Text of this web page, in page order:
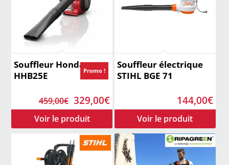
Souffleur Honda
HHB25E
459,00€ Le
prix
initial
était :
459,00€.
329,00€Le
prix
actuel
est :
329,00€.
Promo !
Souffleur électrique
STIHL BGE 71
144,00€